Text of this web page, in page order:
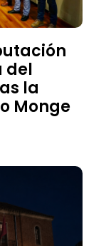
del
la
Monge